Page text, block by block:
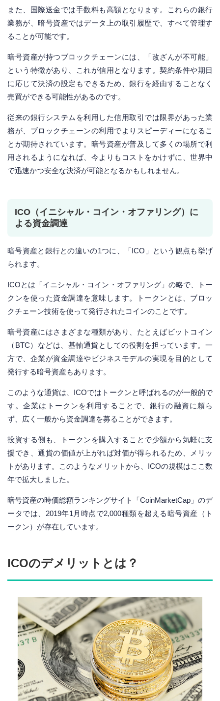
また、国際送金では手数料も高額となります。これらの銀行
業務が、暗号資産ではデータ上の取引履歴で、すべて管理す
ることが可能です。
暗号資産が持つブロックチェーンには、「改ざんが不可能」
という特徴があり、これが信用となります。契約条件や期日
に応じて決済の設定もできるため、銀行を経由することなく
売買ができる可能性があるのです。
従来の銀行システムを利用した信用取引では限界があった業
務が、ブロックチェーンの利用でよりスピーディーになるこ
とが期待されています。暗号資産が普及して多くの場所で利
用されるようになれば、今よりもコストをかけずに、世界中
で迅速かつ安全な決済が可能となるかもしれません。
ICO（イニシャル・コイン・オファリング）に
よる資金調達
暗号資産と銀行との違いの1つに、「ICO」という観点も挙げ
られます。
ICOとは「イニシャル・コイン・オファリング」の略で、トー
クンを使った資金調達を意味します。トークンとは、ブロッ
クチェーン技術を使って発行されたコインのことです。
暗号資産にはさまざまな種類があり、たとえばビットコイン
（BTC）などは、基軸通貨としての役割を担っています。一
方で、企業が資金調達やビジネスモデルの実現を目的として
発行する暗号資産もあります。
このような通貨は、ICOではトークンと呼ばれるのが一般的で
す。企業はトークンを利用することで、銀行の融資に頼ら
ず、広く一般から資金調達を募ることができます。
投資する側も、トークンを購入することで少額から気軽に支
援でき、通貨の価値が上がれば対価が得られるため、メリッ
トがあります。このようなメリットから、ICOの規模はここ数
年で拡大しました。
暗号資産の時価総額ランキングサイト「CoinMarketCap」のデ
ータでは、2019年1月時点で2,000種類を超える暗号資産（ト
ークン）が存在しています。
ICOのデメリットとは？